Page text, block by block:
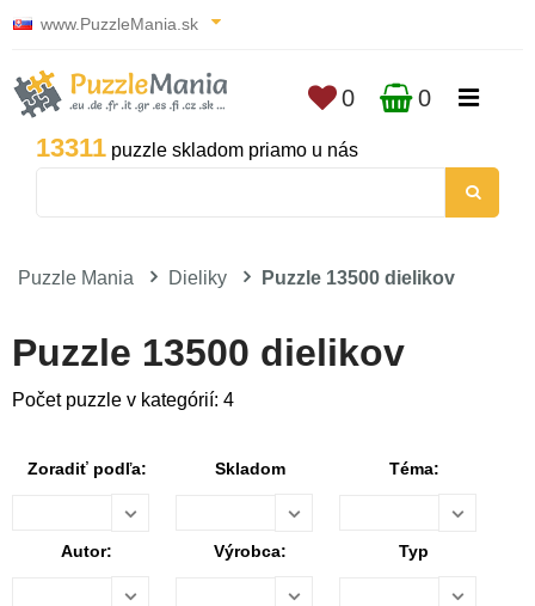
www.PuzzleMania.sk
13311 puzzle skladom priamo u nás
0 0
Puzzle Mania Dieliky Puzzle 13500 dielikov
Puzzle 13500 dielikov
Počet puzzle v kategórií: 4
Zoradiť podľa: Skladom Téma:
Autor: Výrobca: Typ